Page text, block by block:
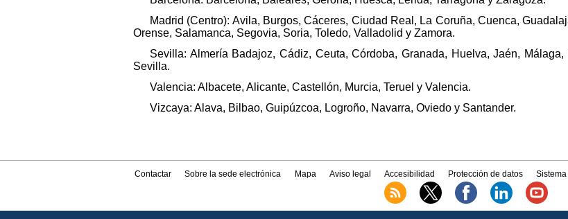
Madrid (Centro): Avila, Burgos, Cáceres, Ciudad Real, La Coruña, Cuenca,
Orense, Salamanca, Segovia, Soria, Toledo, Valladolid y Zamora.
Sevilla: Almería Badajoz, Cádiz, Ceuta, Córdoba, Granada, Huelva, Jaén,
Sevilla.
Valencia: Albacete, Alicante, Castellón, Murcia, Teruel y Valencia.
Vizcaya: Alava, Bilbao, Guipúzcoa, Logroño, Navarra, Oviedo y Santander.
Contactar Sobre la sede electrónica Mapa Aviso legal Accesibilidad Protección de datos